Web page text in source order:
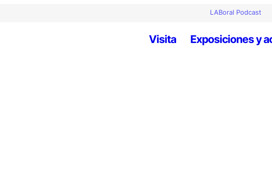
LABoral Podcast
Visita Exposiciones y